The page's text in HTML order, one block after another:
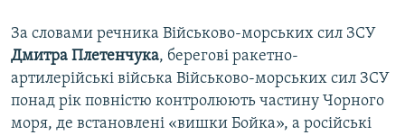
За словами речника Військово-морських сил ЗСУ
Дмитра Плетенчука, берегові ракетно-
артилерійські війська Військово-морських сил ЗСУ
понад рік повністю контролюють частину Чорного
моря, де встановлені «вишки Бойка», а російські